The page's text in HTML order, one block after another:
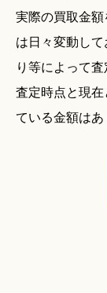
実際の買取金
は日々変動し
り等によって
査定時点と現
ている金額はあ